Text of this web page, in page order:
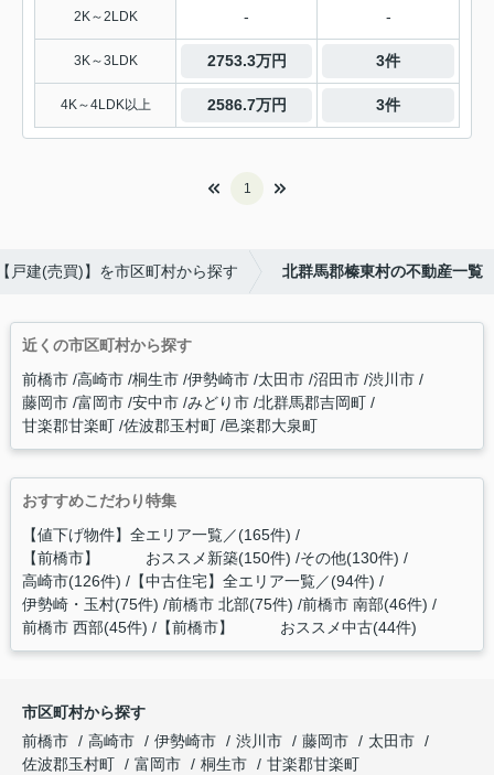
2K～2LDK - -
3K～3LDK 2753.3万円 3件
4K～4LDK以上 2586.7万円 3件
1
戸建(売買)】を市区町村から探す 北群馬郡榛東村の不動産一覧
近くの市区町村から探す
前橋市 高崎市 桐生市 伊勢崎市 太田市 沼田市 渋川市
藤岡市 富岡市 安中市 みどり市 北群馬郡吉岡町
甘楽郡甘楽町 佐波郡玉村町 邑楽郡大泉町
おすすめこだわり特集
【値下げ物件】全エリア一覧／(165件)
【前橋市】 おススメ新築(150件) その他(130件)
高崎市(126件) 【中古住宅】全エリア一覧／(94件)
伊勢崎・玉村(75件) 前橋市 北部(75件) 前橋市 南部(46件)
前橋市 西部(45件) 【前橋市】 おススメ中古(44件)
市区町村から探す
前橋市
高崎市 伊勢崎市 渋川市 藤岡市
太田市
佐波郡玉村町
富岡市 桐生市
甘楽郡甘楽町